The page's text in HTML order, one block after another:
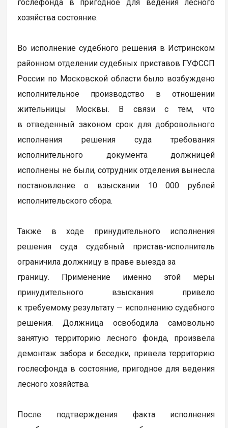
гослефонда в пригодное для ведения лесного
хозяйства состояние.
Во исполнение судебного решения в Истринском
районном отделении судебных приставов ГУФССП
России по Московской области было возбуждено
исполнительное производство в отношении
жительницы Москвы. В связи с тем, что
в отведенный законом срок для добровольного
исполнения решения суда требования
исполнительного документа должницей
исполнены не были, сотрудник отделения вынесла
постановление о взыскании 10 000 рублей
исполнительского сбора.
Также в ходе принудительного исполнения
решения суда судебный пристав-исполнитель
ограничила должницу в праве выезда за
границу. Применение именно этой меры
принудительного взыскания привело
к требуемому результату — исполнению судебного
решения. Должница освободила самовольно
занятую территорию лесного фонда, произвела
демонтаж забора и беседки, привела территорию
гослесфонда в состояние, пригодное для ведения
лесного хозяйства.
После подтверждения факта исполнения